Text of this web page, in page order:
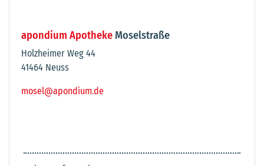
apondium ApothekeMoselstraße
Holzheimer Weg 44
41464 Neuss
mosel@apondium.de